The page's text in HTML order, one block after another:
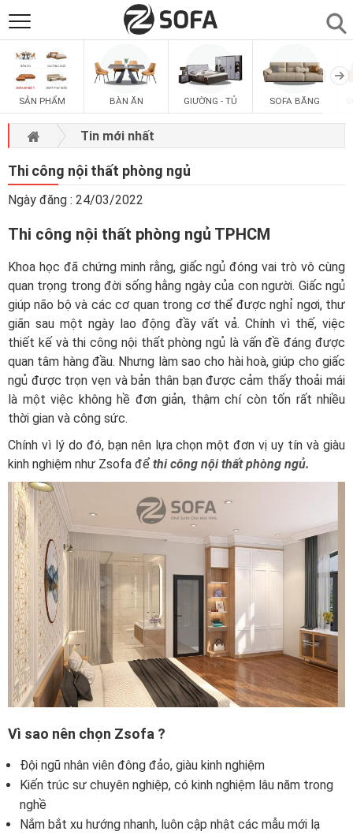
SẢN PHẨM
SOFAS
PHÒNG NGỦ
LIÊN HỆ
SẢN PHẨM BÀN ĂN GIƯỜNG - TỦ SOFA BĂNG
Tin mới nhất
Thi công nội thất phòng ngủ
Ngày đăng : 24/03/2022
Thi công nội thất phòng ngủ TPHCM
Khoa học đã chứng minh rằng, giấc ngủ đóng vai trò vô cùng
quan trọng trong đời sống hằng ngày của con người. Giấc ngủ
giúp não bộ và các cơ quan trong cơ thể được nghỉ ngơi, thư
giãn sau một ngày lao động đầy vất vả. Chính vì thế, việc
thiết kế và thi công nội thất phòng ngủ là vấn đề đáng được
quan tâm hàng đầu. Nhưng làm sao cho hài hoà, giúp cho giấc
ngủ được trọn vẹn và bản thân bạn được cảm thấy thoải mái
là một việc không hề đơn giản, thậm chí còn tốn rất nhiều
thời gian và công sức.
Chính vì lý do đó, bạn nên lựa chọn một đơn vị uy tín và giàu
kinh nghiệm như Zsofa để thi công nội thất phòng ngủ.
Vì sao nên chọn Zsofa ?
Đội ngũ nhân viên đông đảo, giàu kinh nghiệm
Kiến trúc sư chuyên nghiệp, có kinh nghiệm lâu năm trong
nghề
Nắm bắt xu hướng nhanh, luôn cập nhật các mẫu mới lạ